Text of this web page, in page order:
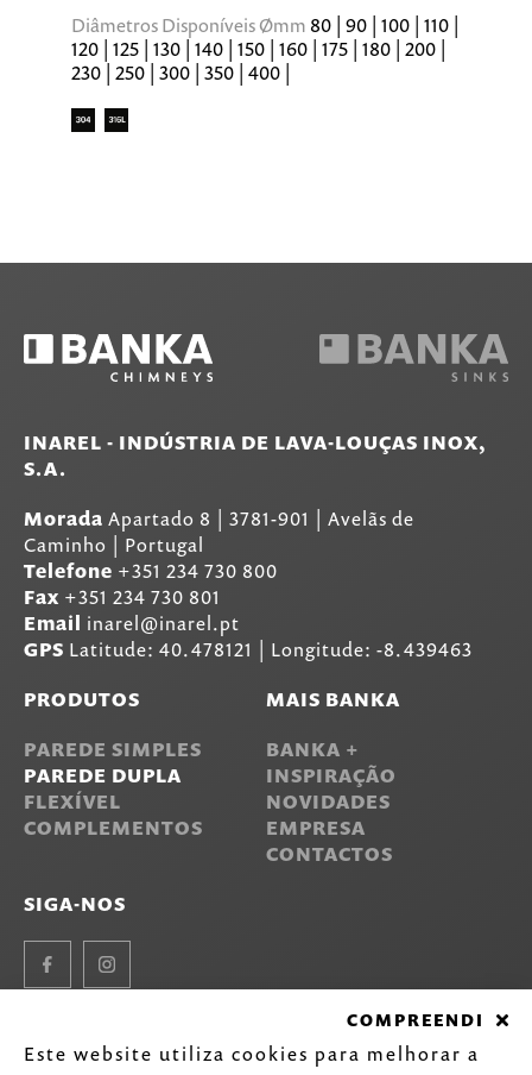
Diâmetros Disponíveis Ømm 80 | 90 | 100 | 110 |
120 | 125 | 130 | 140 | 150 | 160 | 175 | 180 | 200 |
230 | 250 | 300 | 350 | 400 |
INAREL - INDÚSTRIA DE LAVA-LOUÇAS INOX,
S.A.
Morada Apartado 8 3781-901
Avelãs de
Caminho | Portugal
Telefone +351 234 730 800
Fax +351 234 730 801
Email inarel@inarel.pt
GPS Latitude: 40.478121 | Longitude: -8.439463
PRODUTOS
PAREDE SIMPLES
PAREDE DUPLA
FLEXÍVEL
COMPLEMENTOS
MAIS BANKA
BANKA +
INSPIRAÇÃO
NOVIDADES
EMPRESA
CONTACTOS
SIGA-NOS
FacebookInstagram
COMPREENDI
Este website utiliza cookies para melhorar a